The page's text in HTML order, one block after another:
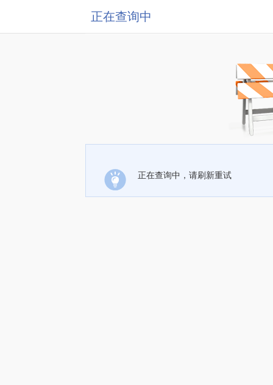
正在查询中
正在查询中，请刷新重试